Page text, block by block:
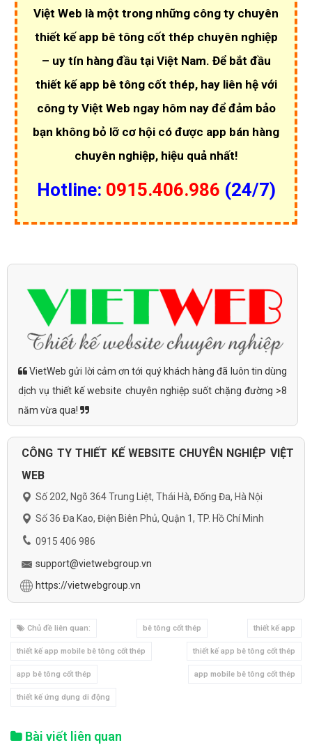
Việt Web là một trong những công ty chuyên
thiết kế app bê tông cốt thép chuyên nghiệp
– uy tín hàng đầu tại Việt Nam. Để bắt đầu
thiết kế app bê tông cốt thép, hay liên hệ với
công ty Việt Web ngay hôm nay để đảm bảo
bạn không bỏ lỡ cơ hội có được app bán hàng
chuyên nghiệp, hiệu quả nhất!
Hotline: 0915.406.986 (24/7)
VietWeb gửi lời cảm ơn tới quý khách hàng đã luôn tin dùng
dịch vụ thiết kế website chuyên nghiệp suốt chặng đường >8
năm vừa qua!
CÔNG TY THIẾT KẾ WEBSITE CHUYÊN NGHIỆP VIỆT
WEB
Số 202, Ngõ 364 Trung Liệt, Thái Hà, Đống Đa, Hà Nội
Số 36 Đa Kao, Điện Biên Phủ, Quận 1, TP. Hồ Chí Minh
0915 406 986
support@vietwebgroup.vn
https://vietwebgroup.vn
Chủ đề liên quan: bê tông cốt thép thiết kế app
thiết kế app mobile bê tông cốt thép thiết kế app bê tông cốt thép
app bê tông cốt thép app mobile bê tông cốt thép
thiết kế ứng dụng di động
Bài viết liên quan